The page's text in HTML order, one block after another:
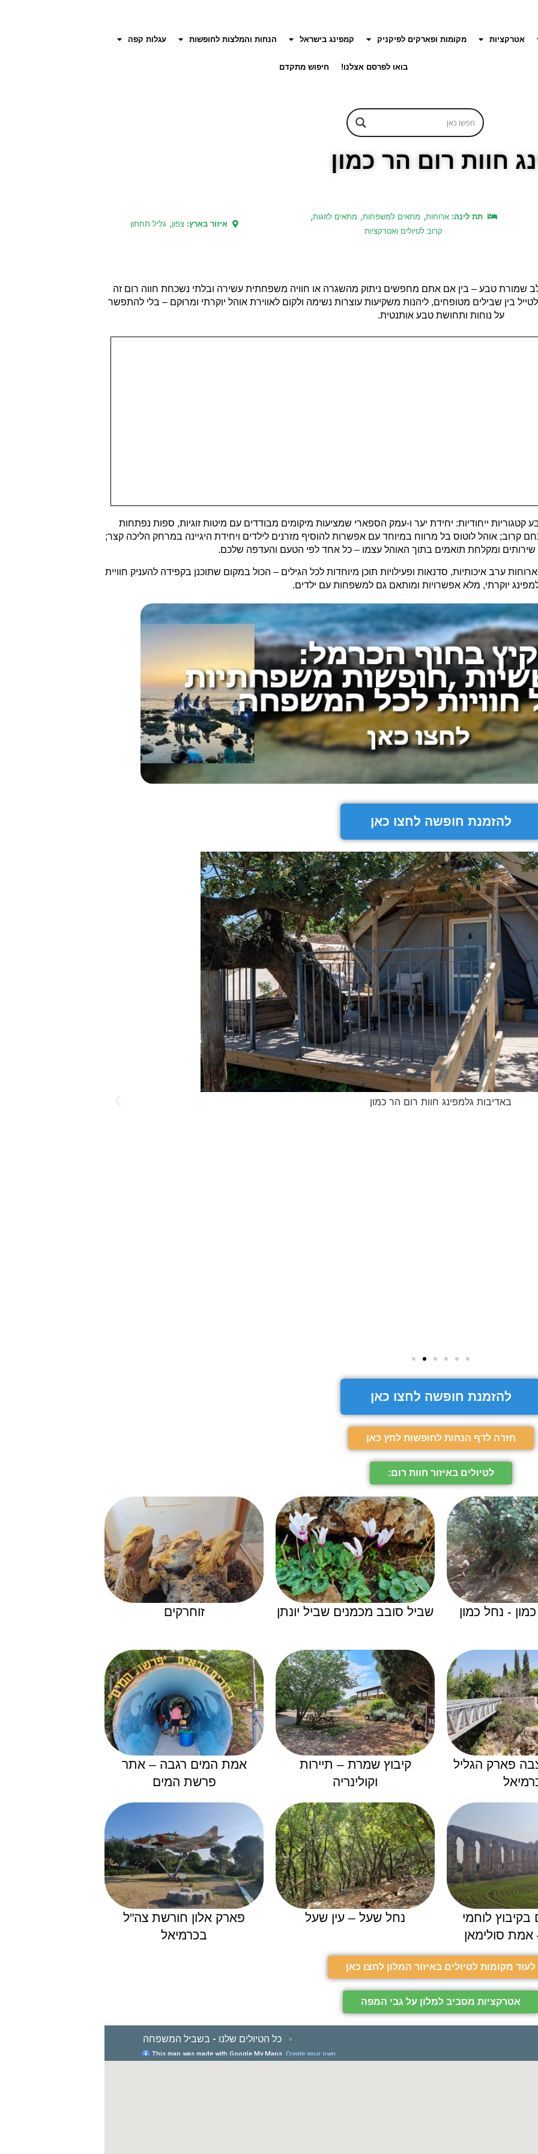
אטרקציות מקומות ופארקים לפיקניק קמפינג בישראל הנחות והמלצות לחופשות עגלות קפה
בואו לפרסם אצלנו! חיפוש מתקדם
חוות רום הר כמון
תת לינה:ארוחות, מתאים למשפחות, מתאים לזוגות,
קרוב לטיולים ואטרקציות
איזור בארץ: צפון, גליל תחתון
שמורת טבע – בין אם אתם מחפשים ניתוק מהשגרה או חוויה משפחתית עשירה ובלתי נשכחת חווה רום זה
בין שבילים מטופחים, ליהנות משקיעות עוצרות נשימה ולקום לאווירת אוהל יוקרתי ומרוּקם – בלי להתפשר
על נוחות ותחושת טבע אותנטית.
ארבע קטגוריות ייחודיות: יחידת יער ו-עמק הספארי שמציעות מיקומים מבודדים עם מיטות זוגיות, ספות נפתחות
קרוב; אוהל לוטוס בל מרווח במיוחד עם אפשרות להוסיף מזרנים לילדים ויחידת היגיינה במרחק הליכה קצר;
שירותים ומקלחת תואמים בתוך האוהל עצמו – כל אחד לפי הטעם והעדפה שלכם.
ערב איכותיות, סדנאות ופעילויות תוכן מיוחדות לכל הגילים – הכול במקום שתוכנן בקפידה להעניק חוויית
יוקרתי, מלא אפשרויות ומותאם גם למשפחות עם ילדים.
להזמנת חופשה לחצו כאן
להזמנת חופשה לחצו כאן
חזרה לדף הנחות לחופשות לחץ כאן
לטיולים באיזור חוות רום:
- נחל כמון שביל סובב מכמנים שביל יונתן זוחרקים
פארק הגליל
קיבוץ שמרת – תיירות
וקולינריה
אמת המים רגבה – אתר
פרשת המים
לוחמי
סולימאן
נחל שעל – עין שעל
פארק אלון חורשת צה"ל
בכרמיאל
לעוד מקומות לטיולים באיזור המלון לחצו כאן
אטרקציות מסביב למלון על גבי המפה